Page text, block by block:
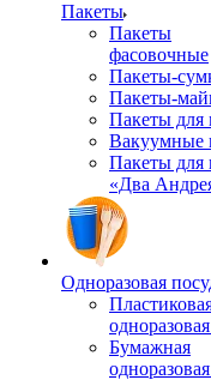
Пакеты
Пакеты
фасовочные
Пакеты-
Пакеты-
Пакеты для
Вакуумные
Пакеты
«Два
Одноразовая
Бумажная